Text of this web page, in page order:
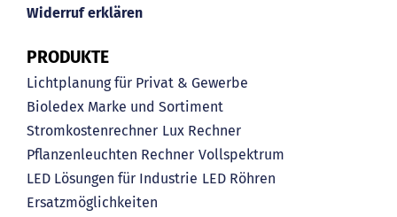
Widerruf erklären
PRODUKTE
Lichtplanung für Privat & Gewerbe
Bioledex Marke und Sortiment
Stromkostenrechner Lux Rechner
Pflanzenleuchten Rechner Vollspektrum
LED Lösungen für Industrie LED Röhren
Ersatzmöglichkeiten